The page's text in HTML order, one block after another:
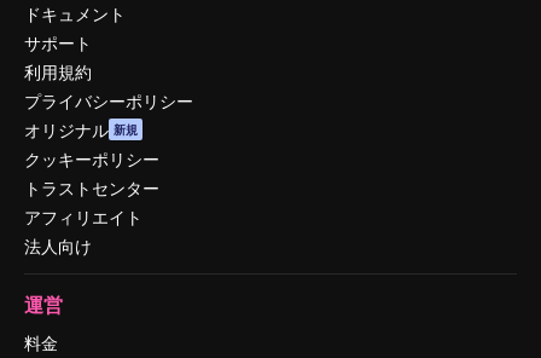
ドキュメント
サポート
利用規約
プライバシーポリシー
オリジナル 新規
クッキーポリシー
トラストセンター
アフィリエイト
法人向け
運営
料金